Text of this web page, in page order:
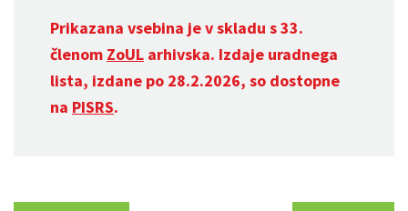
Prikazana vsebina je v skladu s 33.
členom ZoUL arhivska. Izdaje uradnega
lista, izdane po 28.2.2026, so dostopne
na PISRS.